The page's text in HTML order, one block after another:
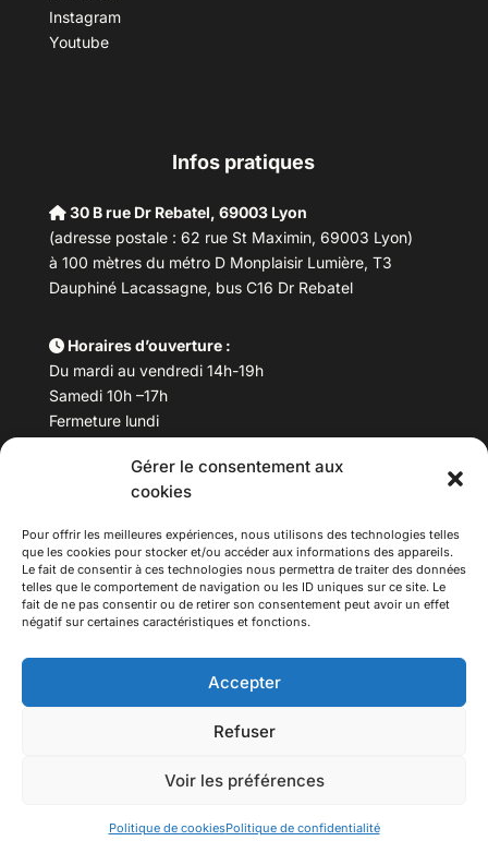
Gérer le consentement aux
cookies
Pour offrir les meilleures expériences, nous utilisons des technologies telles
que les cookies pour stocker et/ou accéder aux informations des appareils.
Le fait de consentir à ces technologies nous permettra de traiter des données
telles que le comportement de navigation ou les ID uniques sur ce site. Le
fait de ne pas consentir ou de retirer son consentement peut avoir un effet
négatif sur certaines caractéristiques et fonctions.
Accepter
Refuser
Voir les préférences
Politique de cookiesPolitique de confidentialité
Instagram
Youtube
Infos pratiques
30 B rue Dr Rebatel, 69003 Lyon
(adresse postale : 62 rue St Maximin, 69003 Lyon)
à 100 mètres du métro D Monplaisir Lumière, T3
Dauphiné Lacassagne, bus C16 Dr Rebatel
Horaires d’ouverture :
Du mardi au vendredi 14h-19h
Samedi 10h –17h
Fermeture lundi
Téléphone : 04 78 53 06 40
maisondesculturesasiatiques@asiexpo.com
Tous droits réservés.